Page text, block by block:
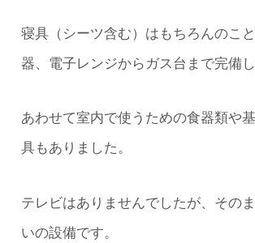
寝具（シーツ含む）はもちろんのこ
器、電子レンジからガス台まで完備し
あわせて室内で使うための食器類や
具もありました。
テレビはありませんでしたが、その
いの設備です。